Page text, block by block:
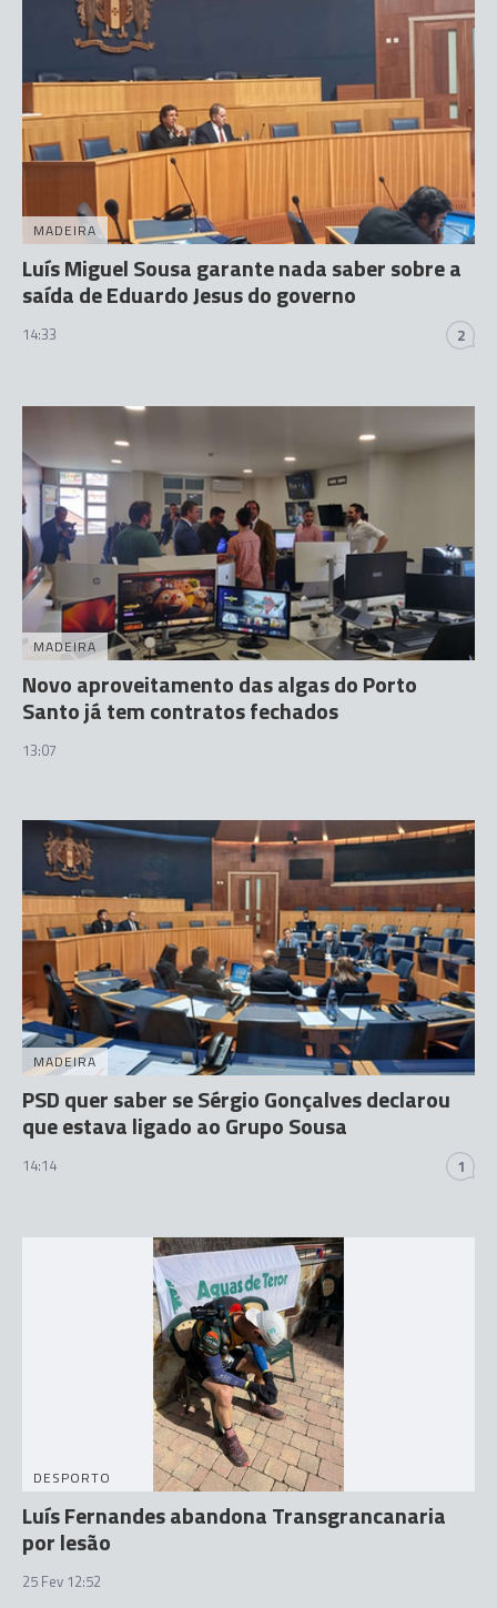
MADEIRA
Luís Miguel Sousa garante nada saber sobre a
saída de Eduardo Jesus do governo
14:33 2
MADEIRA
Novo aproveitamento das algas do Porto
Santo já tem contratos fechados
13:07
MADEIRA
PSD quer saber se Sérgio Gonçalves declarou
que estava ligado ao Grupo Sousa
14:14 1
DESPORTO
Luís Fernandes abandona Transgrancanaria
por lesão
25 Fev 12:52